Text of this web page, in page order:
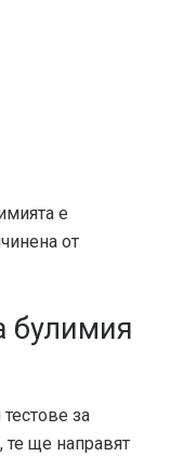
е
от
булимия
за
ще направят